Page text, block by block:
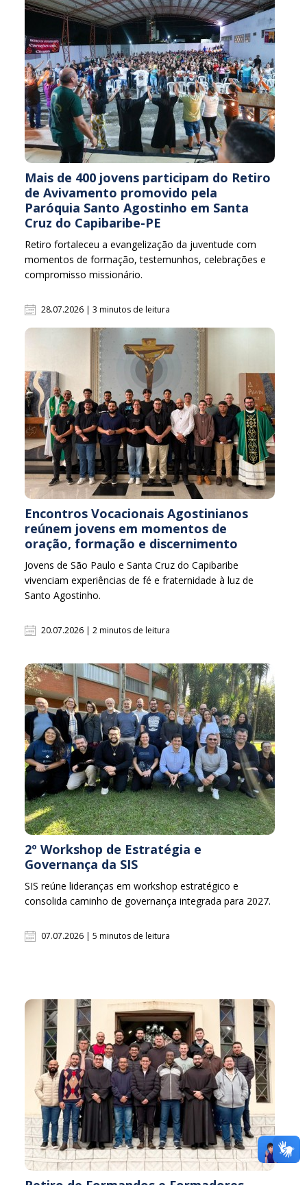
Mais de 400 jovens participam do Retiro
de Avivamento promovido pela
Paróquia Santo Agostinho em Santa
Cruz do Capibaribe-PE
Retiro fortaleceu a evangelização da juventude com
momentos de formação, testemunhos, celebrações e
compromisso missionário.
28.07.2026 | 3 minutos de leitura
Encontros Vocacionais Agostinianos
reúnem jovens em momentos de
oração, formação e discernimento
Jovens de São Paulo e Santa Cruz do Capibaribe
vivenciam experiências de fé e fraternidade à luz de
Santo Agostinho.
20.07.2026 | 2 minutos de leitura
2º Workshop de Estratégia e
Governança da SIS
SIS reúne lideranças em workshop estratégico e
consolida caminho de governança integrada para 2027.
07.07.2026 | 5 minutos de leitura